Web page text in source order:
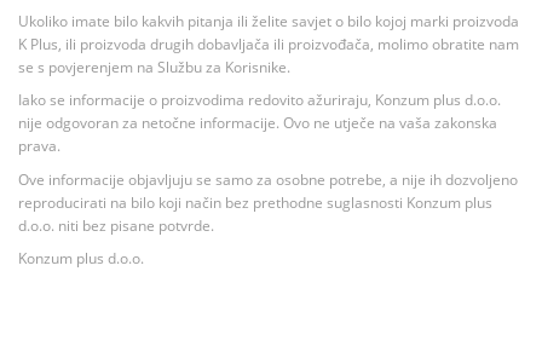
Ukoliko imate bilo kakvih pitanja ili želite savjet o bilo kojoj marki proizvoda
K Plus, ili proizvoda drugih dobavljača ili proizvođača, molimo obratite nam
se s povjerenjem na Službu za Korisnike.
Iako se informacije o proizvodima redovito ažuriraju, Konzum plus d.o.o.
nije odgovoran za netočne informacije. Ovo ne utječe na vaša zakonska
prava.
Ove informacije objavljuju se samo za osobne potrebe, a nije ih dozvoljeno
reproducirati na bilo koji način bez prethodne suglasnosti Konzum plus
d.o.o. niti bez pisane potvrde.
Konzum plus d.o.o.